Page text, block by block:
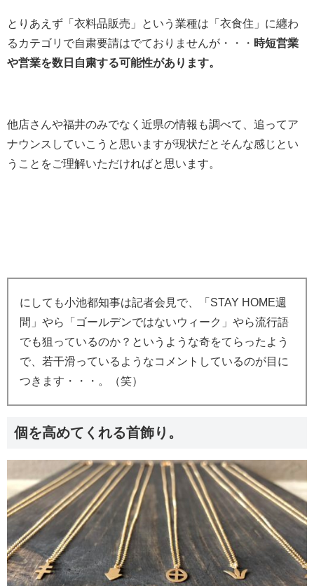
とりあえず「衣料品販売」という業種は「衣食住」に纏わ
るカテゴリで自粛要請はでておりませんが・・・ 時短営業
や営業を数日自粛する可能性があります。
他店さんや福井のみでなく近県の情報も調べて、追ってア
ナウンスしていこうと思いますが現状だとそんな感じとい
うことをご理解いただければと思います。
にしても小池都知事は記者会見で、「STAY HOME週
間」やら「ゴールデンではないウィーク」やら流行語
でも狙っているのか？というような奇をてらったよう
で、若干滑っているようなコメントしているのが目に
つきます・・・。（笑）
個を高めてくれる首飾り。